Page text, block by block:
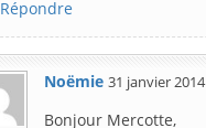
Répondre
Noëmie 31 janvier 2014
Bonjour Mercotte,